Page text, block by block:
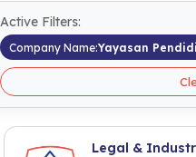
Active Filters:
Company Name:Yayasan
Legal &